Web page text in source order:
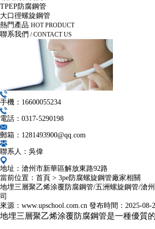
TPEP防腐鋼管
大口徑螺旋鋼管
熱門產品 HOT PRODUCT
聯系我們 / CONTACT US
手機：16600055234
電話：0317-5290198
郵箱：1281493900@qq.com
聯系人：吳偉
地址：滄州市新華區解放東路92路
當前位置： 首頁 > 3pe防腐螺旋鋼管廠家相關
地埋三層聚乙烯涂覆防腐鋼管/五洲螺旋鋼管/滄
司
來源：www.upschool.com.cn 發布時間： 2025-08-
地埋三層聚乙烯涂覆防腐鋼管是一種優質